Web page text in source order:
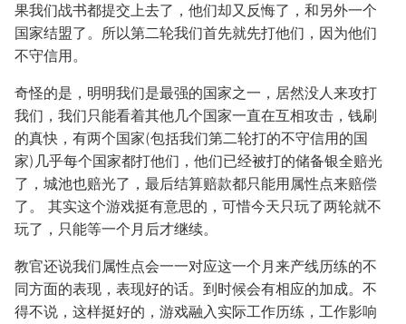
果我们战书都提交上去了，他们却又反悔了，和另外一个
国家结盟了。所以第二轮我们首先就先打他们，因为他们
不守信用。
奇怪的是，明明我们是最强的国家之一，居然没人来攻打
我们，我们只能看着其他几个国家一直在互相攻击，钱刷
的真快，有两个国家(包括我们第二轮打的不守信用的国
家)几乎每个国家都打他们，他们已经被打的储备银全赔光
了，城池也赔光了，最后结算赔款都只能用属性点来赔偿
了。 其实这个游戏挺有意思的，可惜今天只玩了两轮就不
玩了，只能等一个月后才继续。
教官还说我们属性点会一一对应这一个月来产线历练的不
同方面的表现，表现好的话。到时候会有相应的加成。不
得不说，这样挺好的，游戏融入实际工作历练，工作影响